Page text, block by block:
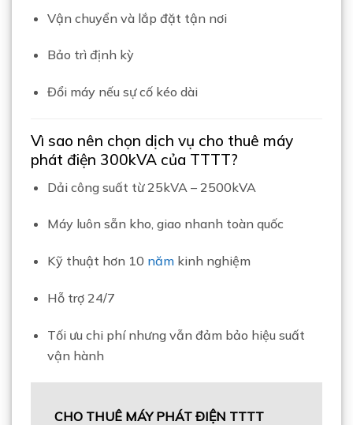
Vận chuyển và lắp đặt tận nơi
Bảo trì định kỳ
Đổi máy nếu sự cố kéo dài
Vì sao nên chọn dịch vụ cho thuê máy
phát điện 300kVA của TTTT?
Dải công suất từ 25kVA – 2500kVA
Máy luôn sẵn kho, giao nhanh toàn quốc
Kỹ thuật hơn 10 nămkinh nghiệm
Hỗ trợ 24/7
Tối ưu chi phí nhưng vẫn đảm bảo hiệu suất
vận hành
CHO THUÊ MÁY PHÁT ĐIỆN TTTT